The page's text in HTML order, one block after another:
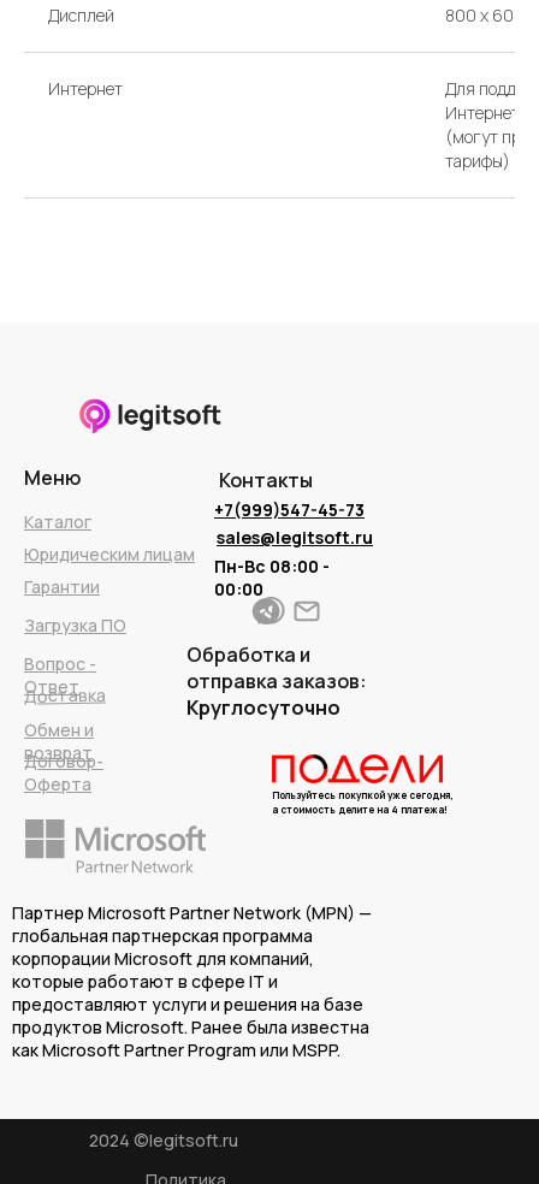
Дисплей 800 x 600
Интернет
Для
Интернета
(могут
тарифы)
Контакты
sales@legitsoft.ru
Пн-Вс 08:00 -
00:00
Обработка и
отправка заказов:
Круглосуточно
2024 ©legitsoft.ru
Партнер Microsoft Partner Network (MPN) —
глобальная партнерская программа
корпорации Microsoft для компаний,
которые работают в сфере IT и
предоставляют услуги и решения на базе
продуктов Microsoft. Ранее была известна
как Microsoft Partner Program или MSPP.
Пользуйтесь покупкой уже сегодня,
а стоимость делите на 4 платежа!
+7(999)547-45-73
Меню
Каталог
Юридическим лицам
Гарантии
Загрузка ПО
Вопрос -
Ответ
Обмен и
возврат
Договор-
Оферта
Доставка